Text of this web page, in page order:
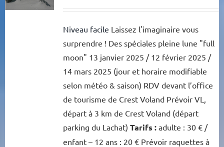
Niveau facile Laissez l'imaginaire vous
surprendre ! Des spéciales pleine lune "full
moon" 13 janvier 2025 / 12 février 2025 /
14 mars 2025 (jour et horaire modifiable
selon météo & saison) RDV devant l’office
de tourisme de Crest Voland Prévoir VL,
départ à 3 km de Crest Voland (départ
parking du Lachat) Tarifs :adulte : 30 € /
enfant – 12 ans : 20 € Prévoir raquettes à